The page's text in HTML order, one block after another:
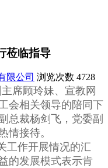
莅临指导
限公司 浏览次数 4728
席顾玲妹、宣教网
会相关领导的陪同下
总裁杨剑飞，党委副
情接待。
工作开展情况的汇
的发展模式表示肯